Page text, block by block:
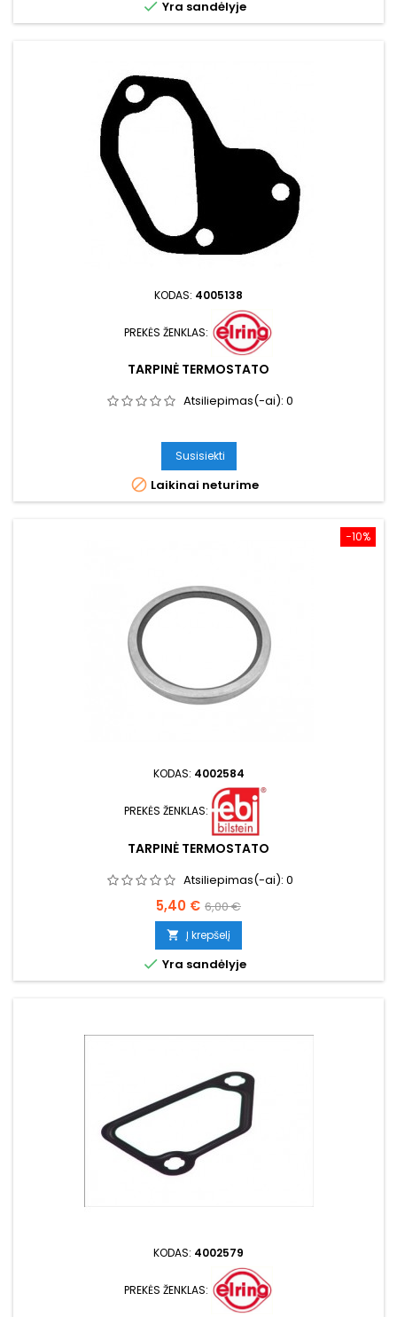
 Yra sandėlyje
KODAS: 4005138
PREKĖS ŽENKLAS:
TARPINĖ TERMOSTATO
Atsiliepimas(-ai): 0
Susisiekti
 Laikinai neturime
−10%
KODAS: 4002584
PREKĖS ŽENKLAS:
TARPINĖ TERMOSTATO
Atsiliepimas(-ai): 0
Kaina
5,40 € Bazinė
kaina
6,00 €
 Į krepšelį
 Yra sandėlyje
KODAS: 4002579
PREKĖS ŽENKLAS: